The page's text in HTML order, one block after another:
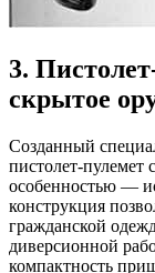
3.
скрытое
Созданный
пистолет-пулемет
особенностью —
конструкция
гражданской
диверсионной
компактность